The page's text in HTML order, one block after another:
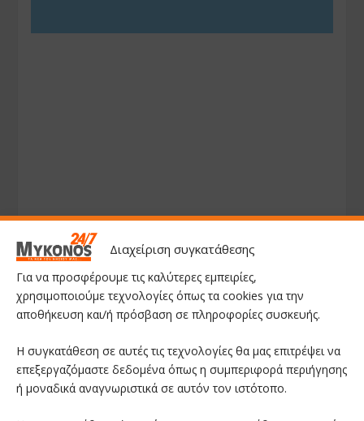
Διαχείριση συγκατάθεσης
Για να προσφέρουμε τις καλύτερες εμπειρίες,
χρησιμοποιούμε τεχνολογίες όπως τα cookies για την
αποθήκευση και/ή πρόσβαση σε πληροφορίες συσκευής.
Η συγκατάθεση σε αυτές τις τεχνολογίες θα μας επιτρέψει να
επεξεργαζόμαστε δεδομένα όπως η συμπεριφορά περιήγησης
ή μοναδικά αναγνωριστικά σε αυτόν τον ιστότοπο.